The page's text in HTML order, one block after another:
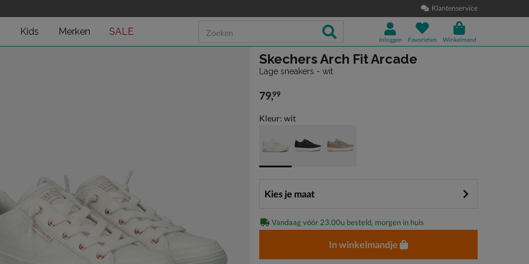
Klantenservice
Kids Merken SALE
Inloggen Favorieten Winkelmand
Skechers Arch Fit Arcade
Lage sneakers - wit
€ 79,99
79,99
Kleur: wit
Kies je maat
Vandaag vóór 23.00u besteld, morgen in huis
In winkelmandje